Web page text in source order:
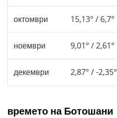
октомври 15,13° / 6,7°
ноември 9,01° / 2,61°
декември 2,87° / -2,35°
времето на Ботошани